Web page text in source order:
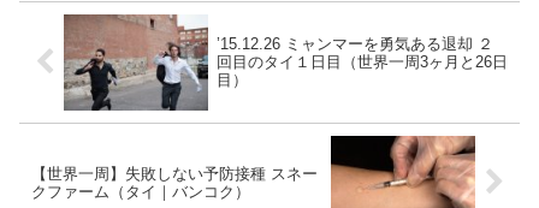
’15.12.26 ミャンマーを勇気ある退却 ２
回目のタイ１日目（世界一周3ヶ月と26日
目）
【世界一周】失敗しない予防接種 スネー
クファーム（タイ｜バンコク）